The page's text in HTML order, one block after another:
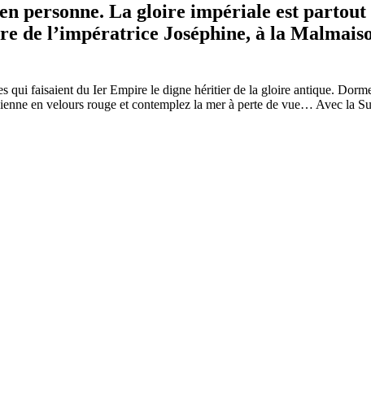
personne. La gloire impériale est partout
de l’impératrice Joséphine, à la
qui faisaient du Ier Empire le digne héritier de la gloire antique.
en velours rouge et contemplez la mer à perte de vue… Avec la